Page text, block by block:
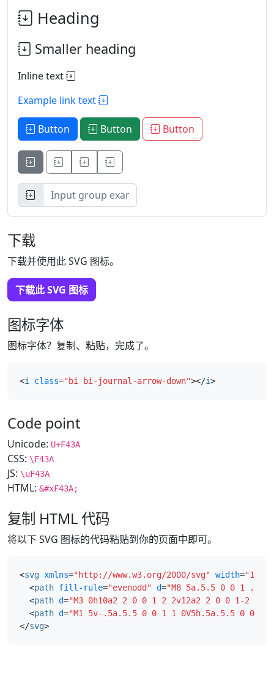
Heading
Smaller heading
Inline text
Example link text
Button Button Button
ButtonButtonButton
下载
下载并使用此 SVG 图标。
下载此 SVG 图标
图标字体
图标字体？复制、粘贴，完成了。
<i class="bi bi-journal-arrow-down"></i>
Code point
Unicode: U+F43A
CSS: \F43A
JS: \uF43A
HTML: &#xF43A;
复制 HTML 代码
将以下 SVG 图标的代码粘贴到你的页面中即可。
<svg xmlns="http://www.w3.org/2000/svg" width="16"
<path fill-rule="evenodd" d="M8 5a.5.5 0 0 1
<path d="M3 0h10a2 2 0 0 1 2 2v12a2 2 0 0 1-2
<path d="M1 5v-.5a.5.5 0 0 1 1 0V5h.5a.5.5 0 0 1
</svg>